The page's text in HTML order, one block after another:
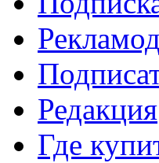
Редакция
Где